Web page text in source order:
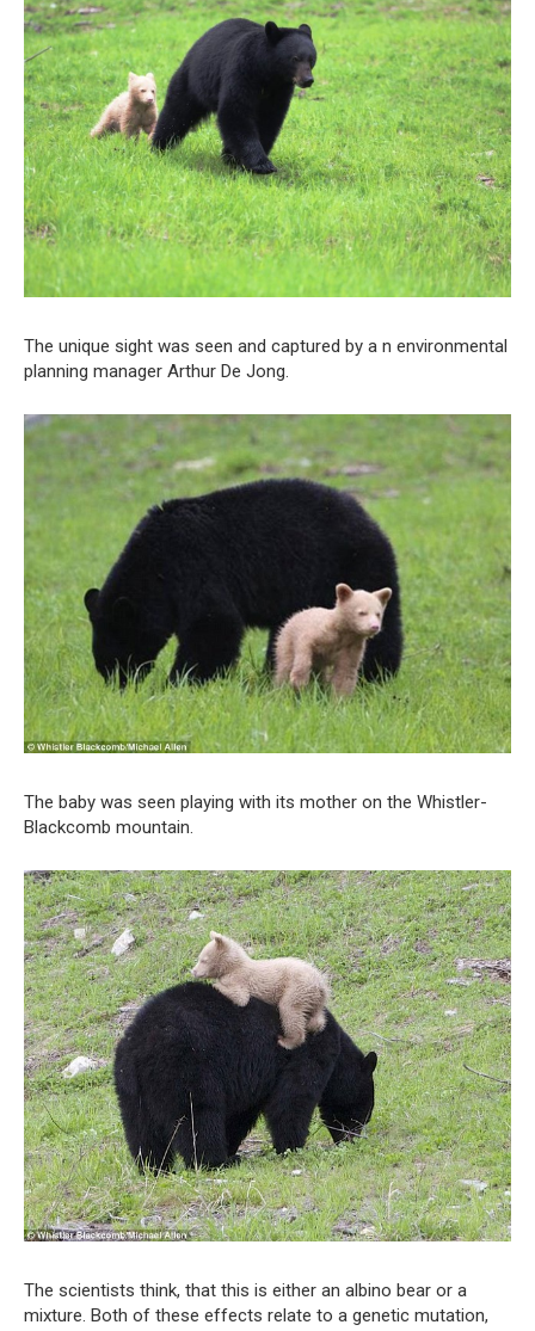
The unique sight was seen and captured by a n environmental
planning manager Arthur De Jong.
The baby was seen playing with its mother on the Whistler-
Blackcomb mountain.
The scientists think, that this is either an albino bear or a
mixture. Both of these effects relate to a genetic mutation,